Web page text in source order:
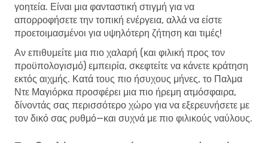
γοητεία. Είναι μια φανταστική στιγμή για να
απορροφήσετε την τοπική ενέργεια, αλλά να είστε
προετοιμασμένοι για υψηλότερη ζήτηση και τιμές!
Αν επιθυμείτε μια πιο χαλαρή (και φιλική προς τον
προϋπολογισμό) εμπειρία, σκεφτείτε να κάνετε κράτηση
εκτός αιχμής. Κατά τους πιο ήσυχους μήνες, το Παλμα
Ντε Μαγιόρκα προσφέρει μια πιο ήρεμη ατμόσφαιρα,
δίνοντάς σας περισσότερο χώρο για να εξερευνήσετε με
τον δικό σας ρυθμό—και συχνά με πιο φιλικούς ναύλους.